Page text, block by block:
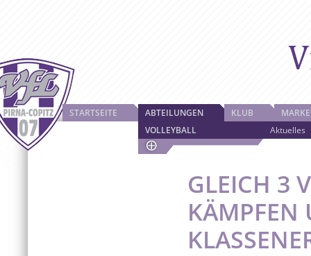
STARTSEITE
ABTEILUNGEN
VOLLEYBALL
Aktuelles
KLUB
GLEICH 3
KÄMPFEN